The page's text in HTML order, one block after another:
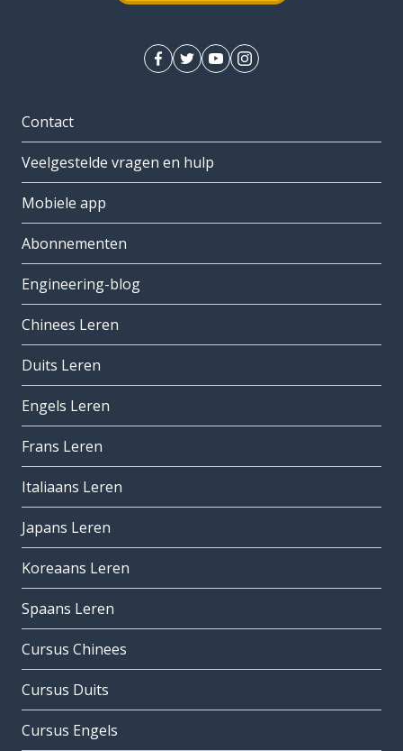
Contact
Veelgestelde vragen en hulp
Mobiele app
Abonnementen
Engineering-blog
Chinees Leren
Duits Leren
Engels Leren
Frans Leren
Italiaans Leren
Japans Leren
Koreaans Leren
Spaans Leren
Cursus Chinees
Cursus Duits
Cursus Engels